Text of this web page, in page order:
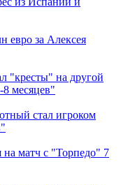
евро за Алексея
"кресты" на другой
8 месяцев"
стал игроком
матч с "Торпедо" 7